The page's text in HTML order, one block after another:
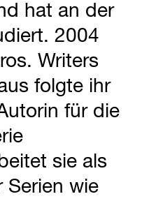
hat an der
2004
Writers
folgte ihr
für die
sie als
Serien wie